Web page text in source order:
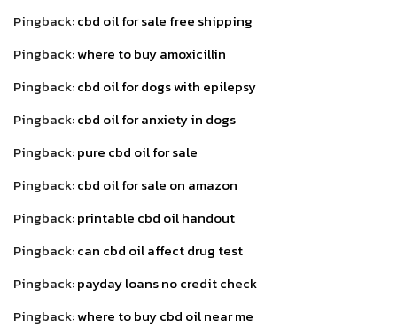
Pingback:cbd oil for sale free shipping
Pingback:where to buy amoxicillin
Pingback:cbd oil for dogs with epilepsy
Pingback:cbd oil for anxiety in dogs
Pingback:pure cbd oil for sale
Pingback:cbd oil for sale on amazon
Pingback:printable cbd oil handout
Pingback:can cbd oil affect drug test
Pingback:payday loans no credit check
Pingback:where to buy cbd oil near me